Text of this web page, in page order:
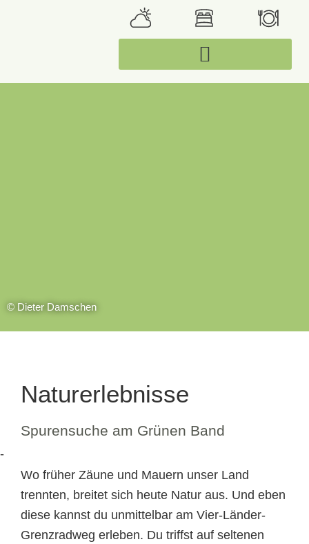
© Dieter Damschen
Naturerlebnisse
Spurensuche am Grünen Band
Wo früher Zäune und Mauern unser Land
trennten, breitet sich heute Natur aus. Und eben
diese kannst du unmittelbar am Vier-Länder-
Grenzradweg erleben. Du triffst auf seltenen